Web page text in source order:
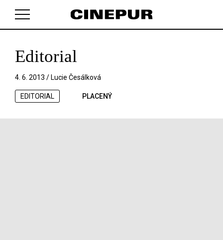
Editorial
4. 6. 2013 / Lucie Česálková
EDITORIAL PLACENÝ